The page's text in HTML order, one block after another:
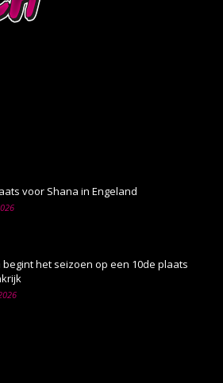
voor Shana in Engeland
begint het seizoen op een 10de plaats